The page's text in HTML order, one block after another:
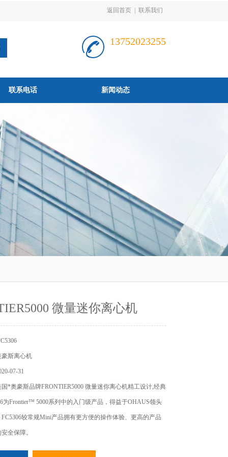
返回首页 联系我们
13752023255
联系电话 新闻动态
微量迷你离心机
豪斯离心机
07-31
*奥豪斯品牌FRONTIER5000 微量迷你离心机精工设计,经典
为Frontier™ 5000系列中的入门级产品，得益于OHAUS领头
较常规Mini产品拥有更方便的操作体验、更高的产品
全保障。